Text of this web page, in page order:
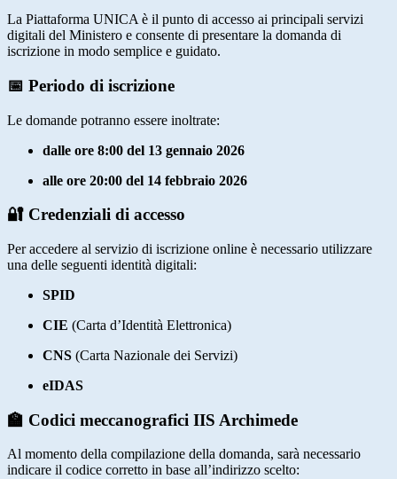
La Piattaforma UNICA è il punto di accesso ai principali servizi
digitali del Ministero e consente di presentare la domanda di
iscrizione in modo semplice e guidato.
📅 Periodo di iscrizione
Le domande potranno essere inoltrate:
dalle ore 8:00 del 13 gennaio 2026
alle ore 20:00 del 14 febbraio 2026
🔐 Credenziali di accesso
Per accedere al servizio di iscrizione online è necessario utilizzare
una delle seguenti identità digitali:
SPID
CIE (Carta d’Identità Elettronica)
CNS (Carta Nazionale dei Servizi)
eIDAS
🏫 Codici meccanografici IIS Archimede
Al momento della compilazione della domanda, sarà necessario
indicare il codice corretto in base all’indirizzo scelto: